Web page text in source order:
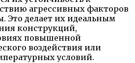
агрессивных факторов
Это делает их идеальным
конструкций,
повышенной
воздействия или
условий.